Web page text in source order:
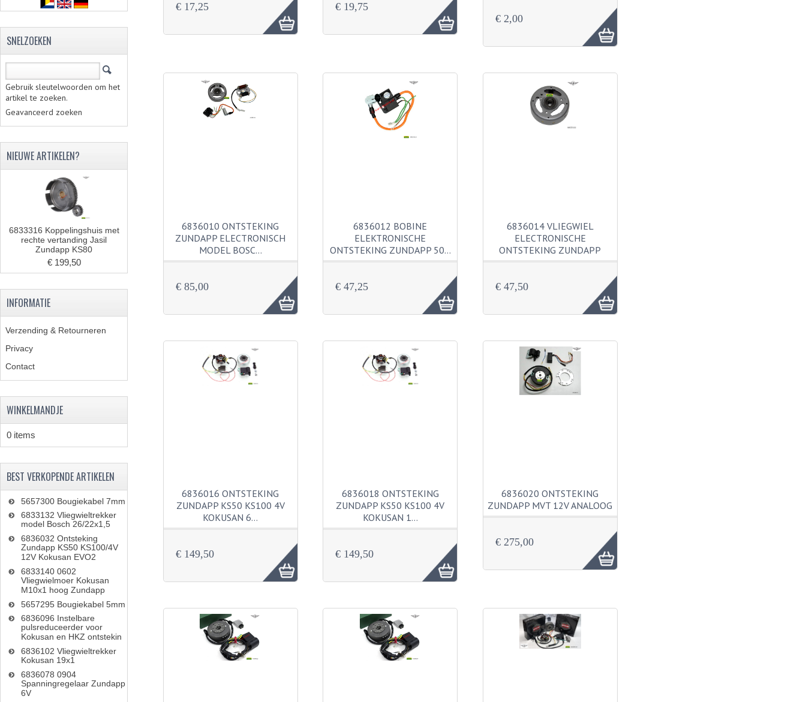
€ 17,25 € 19,75
€ 2,00
6836010 ONTSTEKING
ZUNDAPP ELECTRONISCH
MODEL BOSC…
€ 85,00
6836012 BOBINE
ELEKTRONISCHE
ONTSTEKING ZUNDAPP 50…
€ 47,25
6836014 VLIEGWIEL
ELECTRONISCHE
ONTSTEKING ZUNDAPP
€ 47,50
6836016 ONTSTEKING
ZUNDAPP KS50 KS100 4V
KOKUSAN 6…
€ 149,50
6836018 ONTSTEKING
ZUNDAPP KS50 KS100 4V
KOKUSAN 1…
€ 149,50
6836020 ONTSTEKING
ZUNDAPP MVT 12V ANALOOG
€ 275,00
SNELZOEKEN
Gebruik sleutelwoorden om het
artikel te zoeken.
Geavanceerd zoeken
NIEUWE ARTIKELEN?
6833316 Koppelingshuis met
rechte vertanding Jasil
Zundapp KS80
€ 199,50
INFORMATIE
Verzending & Retourneren
Privacy
Contact
WINKELMANDJE
0 items
BEST VERKOPENDE ARTIKELEN
5657300 Bougiekabel 7mm
6833132 Vliegwieltrekker
model Bosch 26/22x1,5
6836032 Ontsteking
Zundapp KS50 KS100/4V
12V Kokusan EVO2
6833140 0602
Vliegwielmoer Kokusan
M10x1 hoog Zundapp
5657295 Bougiekabel 5mm
6836096 Instelbare
pulsreduceerder voor
Kokusan en HKZ ontstekin
6836102 Vliegwieltrekker
Kokusan 19x1
6836078 0904
Spanningregelaar Zundapp
6V